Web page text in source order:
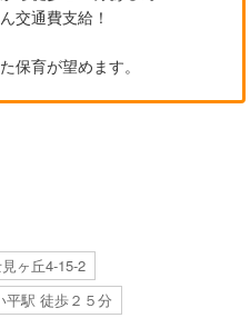
交通費支給！
保育が望めます。
ヶ丘4-15-2
平駅 徒歩２５分